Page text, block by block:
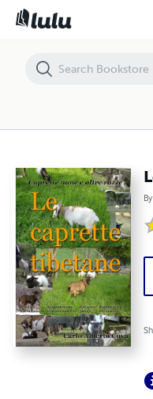
By
Le caprette tibetane